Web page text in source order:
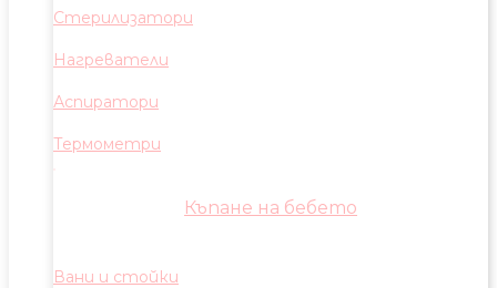
Стерилизатори
Нагреватели
Аспиратори
Термометри
Къпане на бебето
Вани и стойки